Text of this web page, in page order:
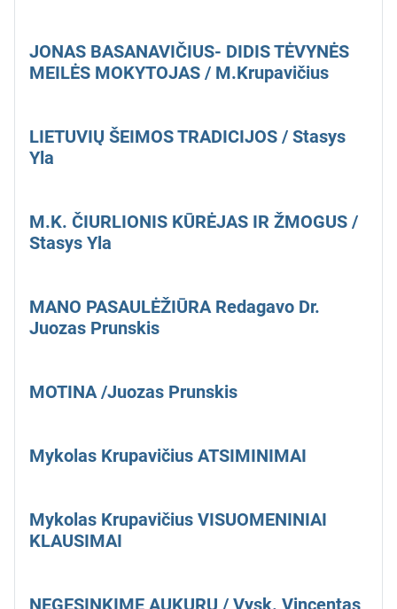
JONAS BASANAVIČIUS- DIDIS TĖVYNĖS
MEILĖS MOKYTOJAS / M.Krupavičius
LIETUVIŲ ŠEIMOS TRADICIJOS / Stasys
Yla
M.K. ČIURLIONIS KŪRĖJAS IR ŽMOGUS /
Stasys Yla
MANO PASAULĖŽIŪRA Redagavo Dr.
Juozas Prunskis
MOTINA /Juozas Prunskis
Mykolas Krupavičius ATSIMINIMAI
Mykolas Krupavičius VISUOMENINIAI
KLAUSIMAI